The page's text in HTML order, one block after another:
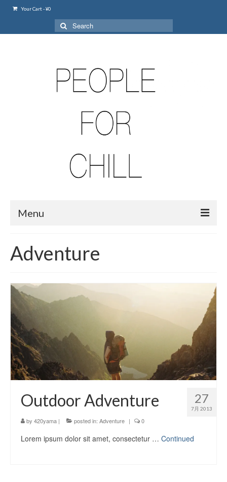
Your Cart-¥0
Search
for:
Menu
420 shibuya_info
420 shibuya_access
420 shibuya_shop
Instagram:420shibuya_official
About:FOUR TWENTY SHIBUYA
YouTube:420shibuya
www.h4wp.com
420friendly 通販
Adventure
27
7月 2013
Outdoor Adventure
by 420yama | posted in: Adventure | 0
Lorem ipsum dolor sit amet, consectetur … Continued